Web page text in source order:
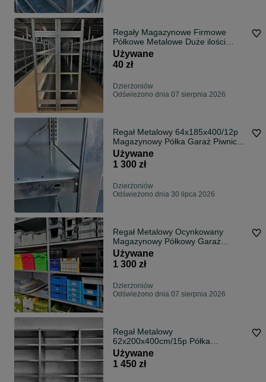
Regały Magazynowe Firmowe
Półkowe Metalowe Duże ilości
NISKIE CENY.
Używane
40 zł
Dzierżoniów
Odświeżono dnia 07 sierpnia 2026
Regał Metalowy 64x185x400/12p
Magazynowy Półka Garaż Piwnica
Warsztat
Używane
1 300 zł
Dzierżoniów
Odświeżono dnia 30 lipca 2026
Regał Metalowy Ocynkowany
Magazynowy Półkowy Garaż
Piwnica Warsztat
Używane
1 300 zł
Dzierżoniów
Odświeżono dnia 07 sierpnia 2026
Regał Metalowy
62x200x400cm/15p Półka
Magazynowy Ocynkowany Garaż
Piwnica Warsztat
Używane
1 450 zł